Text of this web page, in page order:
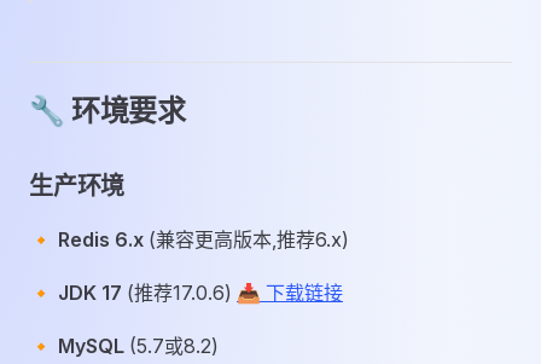
🔧 环境要求
生产环境
🔸 Redis 6.x (兼容更高版本,推荐6.x)
🔸 JDK 17 (推荐17.0.6) 📥 下载链接
🔸 MySQL (5.7或8.2)